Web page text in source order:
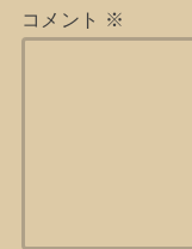
コメント ※